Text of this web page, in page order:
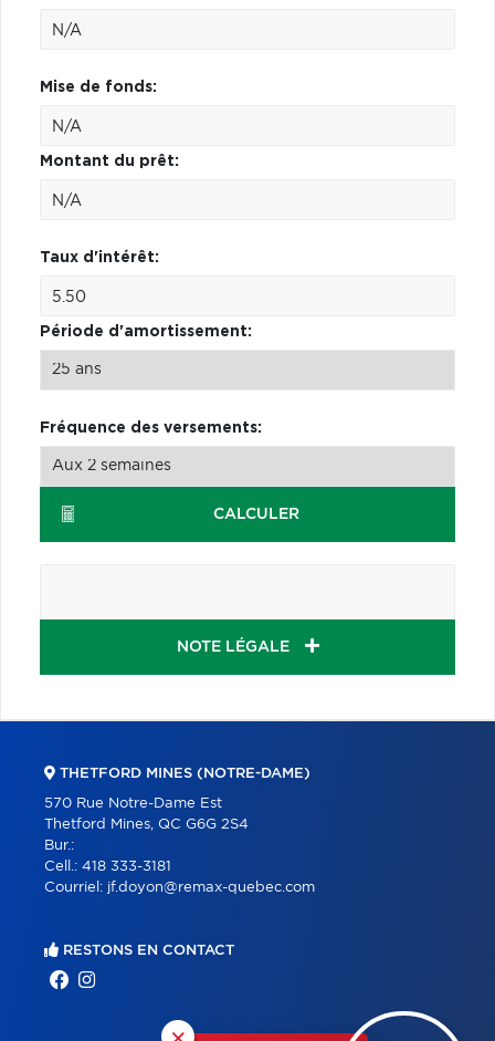
Mise de fonds:
Montant du prêt:
Taux d'intérêt:
Période d'amortissement:
Fréquence des versements:
CALCULER
NOTE LÉGALE
THETFORD MINES (NOTRE-DAME)
570 Rue Notre-Dame Est
Thetford Mines, QC G6G 2S4
Bur.:
Cell.: 418 333-3181
Courriel: jf.doyon@remax-quebec.com
RESTONS EN CONTACT